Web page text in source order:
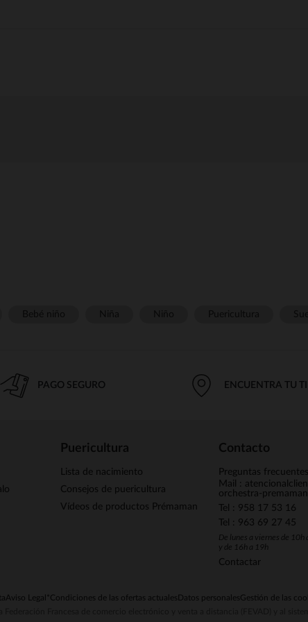
PAGO SEGURO ENCUENTRA TU
Puericultura
Lista de nacimiento
Consejos de puericultura
Vídeos de productos Prémaman
Contacto
Preguntas frecuentes
Mail :
orchestra-
Tel : 958 17 53 16
Tel : 963 69 27 45
De lunes a viernes de 10h
y de 16h a 19h
Contactar
Aviso Legal *Condiciones de las ofertas actuales Datos personalesGestión de las